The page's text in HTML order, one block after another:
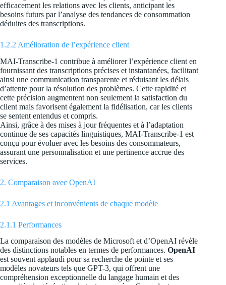
efficacement les relations avec les clients, anticipant les
besoins futurs par l’analyse des tendances de consommation
déduites des transcriptions.
1.2.2 Amélioration de l’expérience client
MAI-Transcribe-1 contribue à améliorer l’expérience client en
fournissant des transcriptions précises et instantanées, facilitant
ainsi une communication transparente et réduisant les délais
d’attente pour la résolution des problèmes. Cette rapidité et
cette précision augmentent non seulement la satisfaction du
client mais favorisent également la fidélisation, car les clients
se sentent entendus et compris.
Ainsi, grâce à des mises à jour fréquentes et à l’adaptation
continue de ses capacités linguistiques, MAI-Transcribe-1 est
conçu pour évoluer avec les besoins des consommateurs,
assurant une personnalisation et une pertinence accrue des
services.
2. Comparaison avec OpenAI
2.1 Avantages et inconvénients de chaque modèle
2.1.1 Performances
La comparaison des modèles de Microsoft et d’OpenAI révèle
des distinctions notables en termes de performances. OpenAI
est souvent applaudi pour sa recherche de pointe et ses
modèles novateurs tels que GPT-3, qui offrent une
compréhension exceptionnelle du langage humain et des